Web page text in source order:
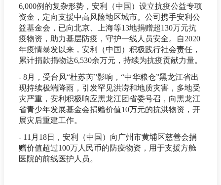
6,000例的复杂形势，安利（中国）设立抗疫公益专项
资金，定向支援中高风险地区城市。公司携手安利公
益基金会，已向北京、上海等13地捐赠超130万元抗
疫物资，助力基层防疫，守护一线人员安全。自2020
年疫情暴发以来，安利（中国）积极践行社会责任，
累计捐款捐物达6,530余万元，持续为抗疫贡献力量。
- 8月，受台风“杜苏芮”影响，“中华粮仓”黑龙江省出
现持续极端降雨，引发罕见洪涝和地质灾害，多地受
灾严重，安利积极响应黑龙江团省委号召，向黑龙江
省青少年发展基金会捐赠价值10万元的抗洪物资，开
展灾后重建工作。
- 11月18日，安利（中国）向广州市黄埔区慈善会捐
赠价值超过100万人民币的防疫物资，用于支援方舱
医院的前线医护人员。